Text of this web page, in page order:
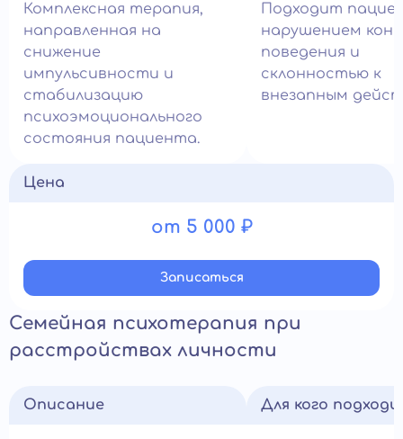
Комплексная терапия,
направленная на
снижение
импульсивности и
стабилизацию
психоэмоционального
состояния пациента.
Подходит
нарушением
поведения и
склонностью к
внезапным
Цена
от 5 000 ₽
Записатьcя
Семейная психотерапия при
расстройствах личности
Описание Для кого